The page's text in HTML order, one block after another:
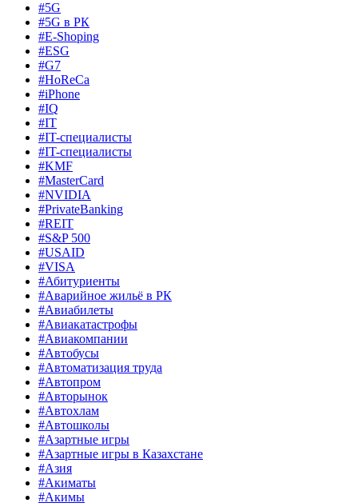
#5G
#5G в РК
#E-Shoping
#ESG
#G7
#HoReCa
#iPhone
#IQ
#IT
#IT-специалисты
#IT-специалисты
#KMF
#MasterCard
#NVIDIA
#PrivateBanking
#REIT
#S&P 500
#USAID
#VISA
#Абитуриенты
#Аварийное жильё в РК
#Авиабилеты
#Авиакатастрофы
#Авиакомпании
#Автобусы
#Автоматизация труда
#Автопром
#Авторынок
#Автохлам
#Автошколы
#Азартные игры
#Азартные игры в Казахстане
#Азия
#Акиматы
#Акимы